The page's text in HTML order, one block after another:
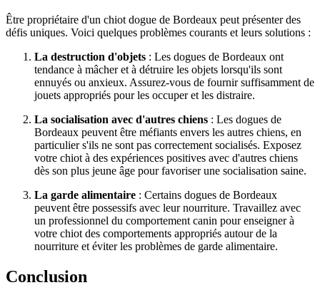
Être propriétaire d'un chiot dogue de Bordeaux peut présenter des
défis uniques. Voici quelques problèmes courants et leurs solutions :
La destruction d'objets : Les dogues de Bordeaux ont
tendance à mâcher et à détruire les objets lorsqu'ils sont
ennuyés ou anxieux. Assurez-vous de fournir suffisamment de
jouets appropriés pour les occuper et les distraire.
La socialisation avec d'autres chiens : Les dogues de
Bordeaux peuvent être méfiants envers les autres chiens, en
particulier s'ils ne sont pas correctement socialisés. Exposez
votre chiot à des expériences positives avec d'autres chiens
dès son plus jeune âge pour favoriser une socialisation saine.
La garde alimentaire : Certains dogues de Bordeaux
peuvent être possessifs avec leur nourriture. Travaillez avec
un professionnel du comportement canin pour enseigner à
votre chiot des comportements appropriés autour de la
nourriture et éviter les problèmes de garde alimentaire.
Conclusion